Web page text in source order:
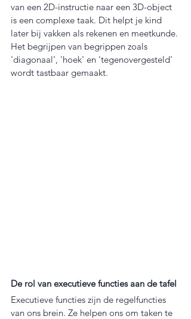
van een 2D-instructie naar een 3D-object
is een complexe taak. Dit helpt je kind
later bij vakken als rekenen en meetkunde.
Het begrijpen van begrippen zoals
'diagonaal', 'hoek' en 'tegenovergesteld'
wordt tastbaar gemaakt.
De rol van executieve functies aan de tafel
Executieve functies zijn de regelfuncties
van ons brein. Ze helpen ons om taken te